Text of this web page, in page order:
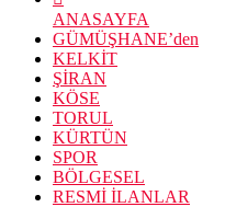
ANASAYFA
GÜMÜŞHANE’den
KELKİT
ŞİRAN
KÖSE
TORUL
KÜRTÜN
SPOR
BÖLGESEL
RESMİ İLANLAR